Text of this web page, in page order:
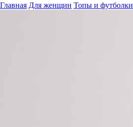
Главная Для женщин Топы и футболки